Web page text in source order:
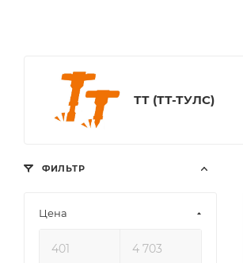
ТТ (ТТ-ТУЛС)
ФИЛЬТР
Цена